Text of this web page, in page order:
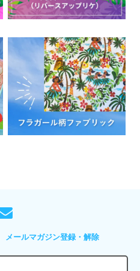
メールマガジン登録・解除